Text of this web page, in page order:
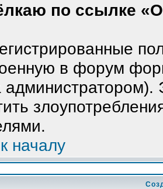
по ссылке
в форум
началу